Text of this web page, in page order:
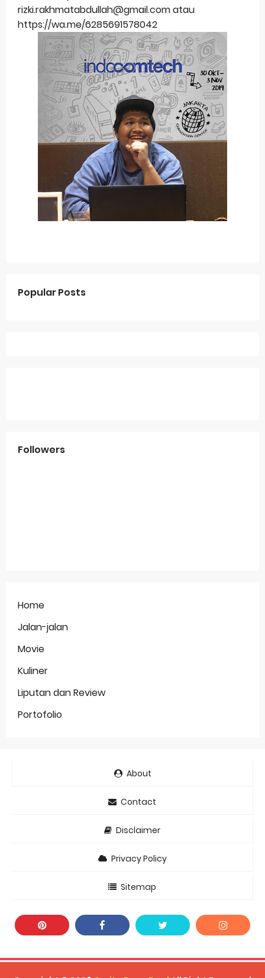
rizki.rakhmatabdullah@gmail.com atau
https://wa.me/6285691578042
Popular Posts
Followers
Home
Jalan-jalan
Movie
Kuliner
Liputan dan Review
Portofolio
About
Contact
Disclaimer
Privacy Policy
Sitemap